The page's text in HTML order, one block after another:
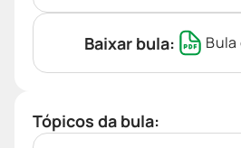
Baixar bula:
Tópicos da bula: